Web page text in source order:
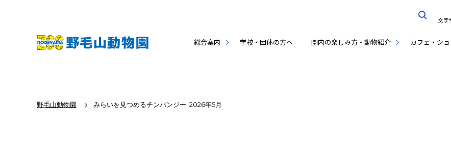
総合案内 学校・団体の方へ 園内の楽しみ方・動物紹介 カフェ・シ
文字
野毛山動物園 みらいを見つめるチンパンジー: 2026年5月